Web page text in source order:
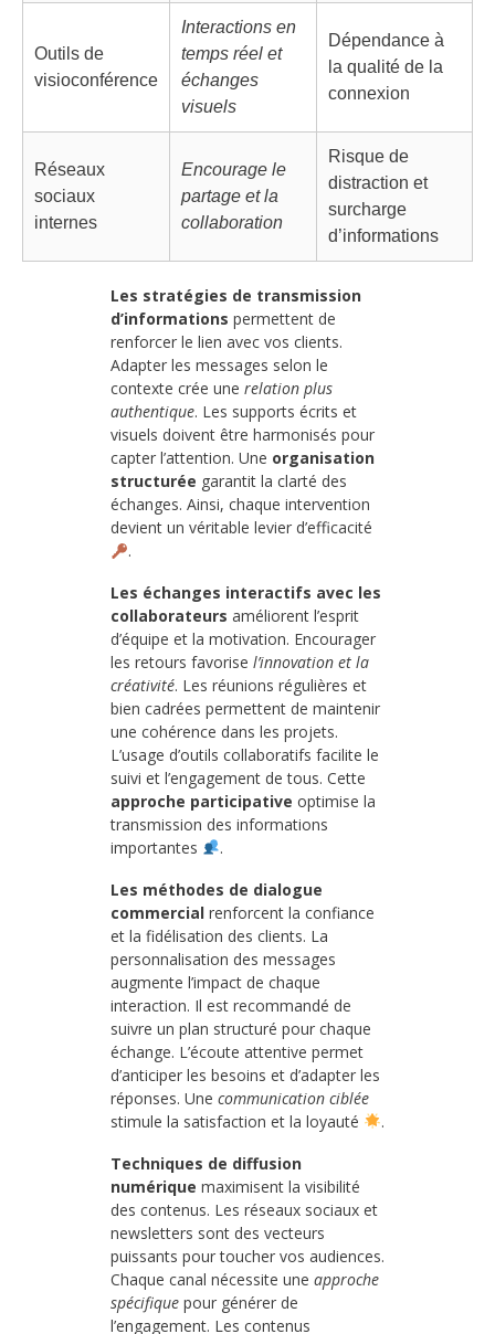
Outils de
visioconférence
Interactions en
temps réel et
échanges
visuels
Dépendance à
la qualité de la
connexion
Réseaux
sociaux
internes
Encourage le
partage et la
collaboration
Risque de
distraction et
surcharge
d’informations
Les stratégies de transmission
d’informations permettent de
renforcer le lien avec vos clients.
Adapter les messages selon le
contexte crée une relation plus
authentique. Les supports écrits et
visuels doivent être harmonisés pour
capter l’attention. Une organisation
structurée garantit la clarté des
échanges. Ainsi, chaque intervention
devient un véritable levier d’efficacité
.
Les échanges interactifs avec les
collaborateurs améliorent l’esprit
d’équipe et la motivation. Encourager
les retours favorise l’innovation et la
créativité. Les réunions régulières et
bien cadrées permettent de maintenir
une cohérence dans les projets.
L’usage d’outils collaboratifs facilite le
suivi et l’engagement de tous. Cette
approche participative optimise la
transmission des informations
importantes
.
Les méthodes de dialogue
commercial renforcent la confiance
et la fidélisation des clients. La
personnalisation des messages
augmente l’impact de chaque
interaction. Il est recommandé de
suivre un plan structuré pour chaque
échange. L’écoute attentive permet
d’anticiper les besoins et d’adapter les
réponses. Une communication ciblée
stimule la satisfaction et la loyauté
.
Techniques de diffusion
numérique maximisent la visibilité
des contenus. Les réseaux sociaux et
newsletters sont des vecteurs
puissants pour toucher vos audiences.
Chaque canal nécessite une approche
spécifique pour générer de
l’engagement. Les contenus